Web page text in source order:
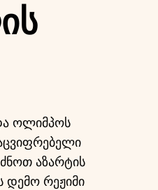
ოლიმპოს
აზარტის
დემო რეჟიმი